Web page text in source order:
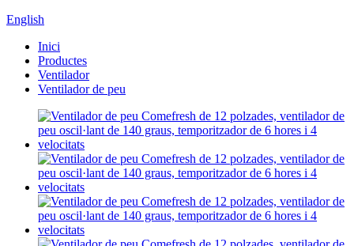
English
Inici
Productes
Ventilador
Ventilador de peu